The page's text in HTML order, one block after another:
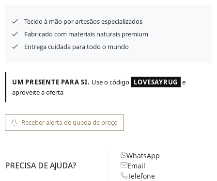
Tecido à mão por artesãos especializados
Fabricado com materiais naturais premium
Entrega cuidada para todo o mundo
UM PRESENTE PARA SI. Use o código LOVESAYRUG e
aproveite a oferta
Receber alerta de queda de preço
PRECISA DE AJUDA?
WhatsApp
Email
Telefone